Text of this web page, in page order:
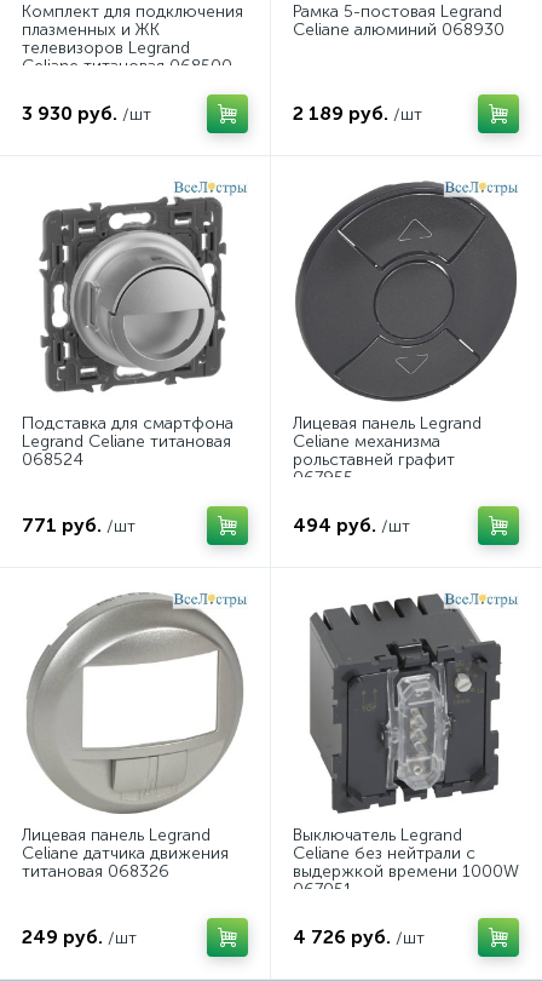
Комплект для подключения
плазменных и ЖК
телевизоров Legrand
Celiane титановая 068500
3 930 руб. /шт
Рамка 5-постовая Legrand
Celiane алюминий 068930
2 189 руб. /шт
Подставка для смартфона
Legrand Celiane титановая
068524
771 руб. /шт
Лицевая панель Legrand
Celiane механизма
рольставней графит
067955
494 руб. /шт
Лицевая панель Legrand
Celiane датчика движения
титановая 068326
249 руб. /шт
Выключатель Legrand
Celiane без нейтрали с
выдержкой времени 1000W
067051
4 726 руб. /шт